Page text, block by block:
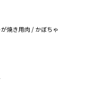
焼き用肉 / かぼちゃ